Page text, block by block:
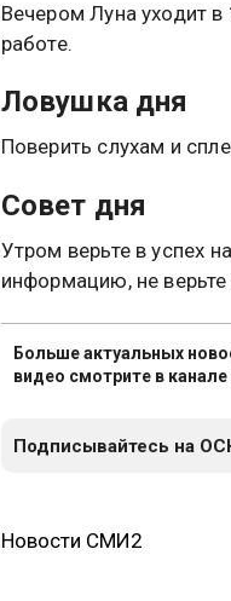
Вечером Луна уходит
работе.
Ловушка дня
Поверить слухам и
Совет дня
Утром верьте в успех
информацию, не
Больше актуальных
видео смотрите в
Подписывайтесь на
Новости СМИ2